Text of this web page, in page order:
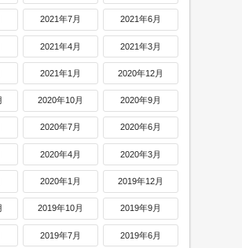
2021年7月 2021年6月
2021年4月 2021年3月
2021年1月 2020年12月
2020年10月 2020年9月
2020年7月 2020年6月
2020年4月 2020年3月
2020年1月 2019年12月
2019年10月 2019年9月
2019年7月 2019年6月